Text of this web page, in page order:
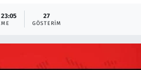
27
GÖSTERIM